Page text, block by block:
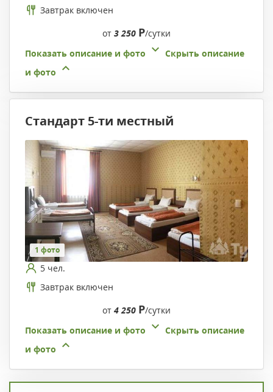
Завтрак включен
от 3 250 Р/сутки
Показать описание и фото
Скрыть описание
и фото
Стандарт 5-ти местный
1 фото
5 чел.
Завтрак включен
от 4 250 Р/сутки
Показать описание и фото
Скрыть описание
и фото